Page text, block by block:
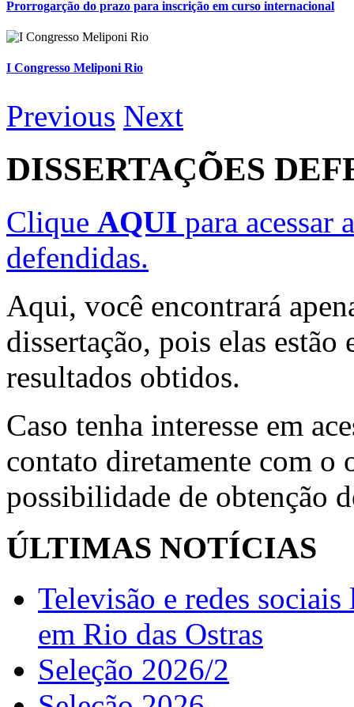
Prorrogarção do prazo para inscrição em curso internacional
I Congresso Meliponi Rio
Previous Next
DISSERTAÇÕES
Clique AQUI para acessar
defendidas.
Aqui, você encontrará
dissertação, pois elas
resultados obtidos.
Caso tenha interesse em
contato diretamente com o
possibilidade de obtenção
ÚLTIMAS NOTÍCIAS
Televisão e redes
em Rio das Ostras
Seleção 2026/2